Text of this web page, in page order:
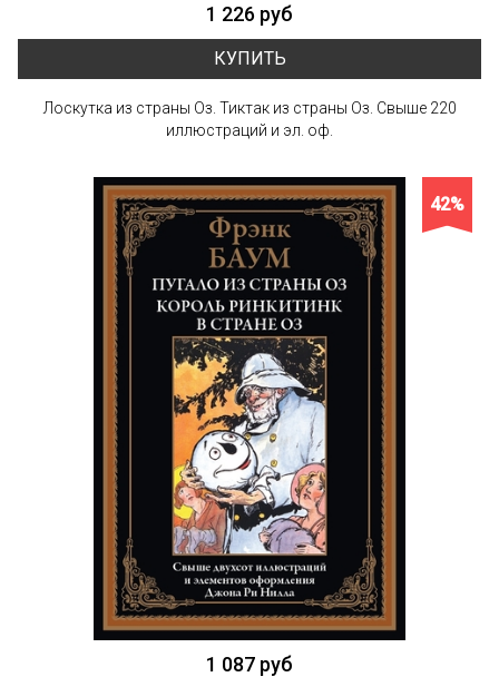
1 226 руб
КУПИТЬ
Лоскутка из страны Оз. Тиктак из страны Оз. Свыше 220
иллюстраций и эл. оф.
42%
1 087 руб